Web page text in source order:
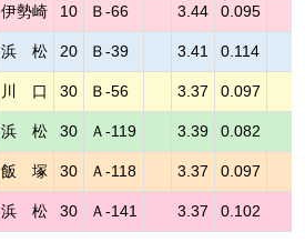
伊勢崎 10 Ｂ-66 3.44 0.095
浜 松 20 Ｂ-39 3.41 0.114
川 口 30 Ｂ-56 3.37 0.097
浜 松 30 Ａ-119 3.39 0.082
飯 塚 30 Ａ-118 3.37 0.097
浜 松 30 Ａ-141 3.37 0.102